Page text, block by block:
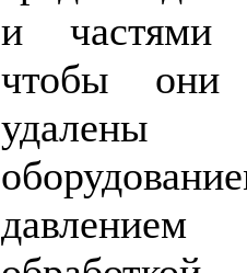
и частями
чтобы они